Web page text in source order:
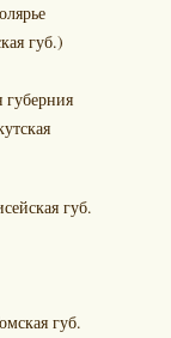
губ.)
губерния
губ.
губ.